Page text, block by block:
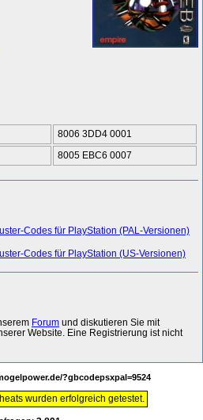
8006 3DD4 0001
8005 EBC6 0007
Codes für PlayStation (PAL-Versionen)
Codes für PlayStation (US-Versionen)
Forum und diskutieren Sie mit
Website. Eine Registrierung ist nicht
?gbcodepsxpal=9524
wurden erfolgreich getestet.